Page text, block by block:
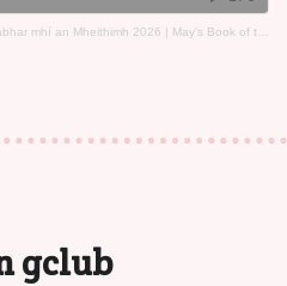
an Mheithimh 2026 | May's Book of the Month 2026
gclub